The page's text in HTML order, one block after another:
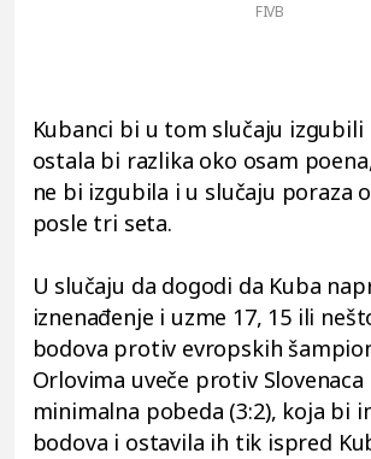
FIVB
Kubanci bi u tom slučaju izgubili
ostala bi razlika oko osam
ne bi izgubila i u slučaju poraza
posle tri seta.
U slučaju da dogodi da Kuba
iznenađenje i uzme 17, 15 ili
bodova protiv evropskih
Orlovima uveče protiv
minimalna pobeda (3:2), koja bi
bodova i ostavila ih tik ispred